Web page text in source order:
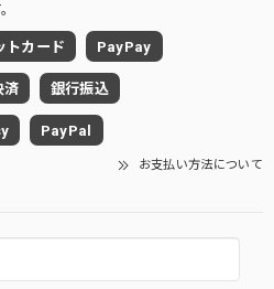
トカード PayPay
済 銀行振込
PayPal
お支払い方法について